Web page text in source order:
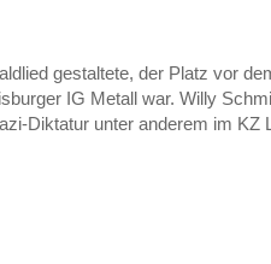
gestaltete, der Platz vor
IG Metall war. Willy
Diktatur unter anderem im KZ